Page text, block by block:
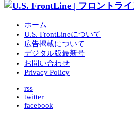
ホーム
U.S. FrontLineについて
広告掲載について
デジタル版最新号
お問い合わせ
Privacy Policy
rss
twitter
facebook